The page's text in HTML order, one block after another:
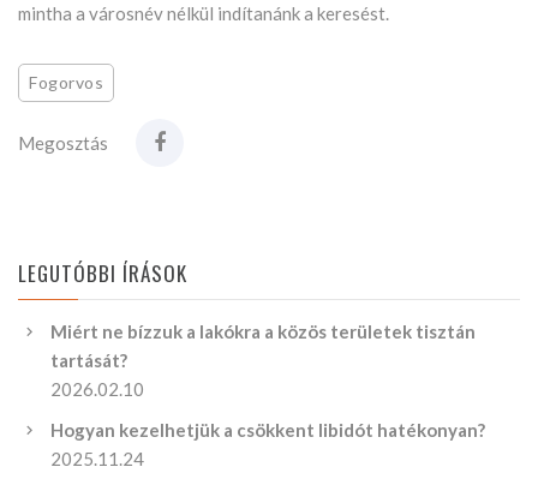
mintha a városnév nélkül indítanánk a keresést.
Fogorvos
Megosztás
LEGUTÓBBI ÍRÁSOK
Miért ne bízzuk a lakókra a közös területek tisztán
tartását?
2026.02.10
Hogyan kezelhetjük a csökkent libidót hatékonyan?
2025.11.24